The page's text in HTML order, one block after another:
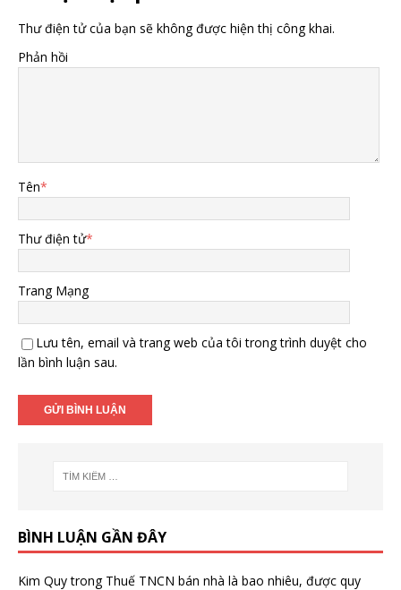
Thư điện tử của bạn sẽ không được hiện thị công khai.
Phản hồi
Tên*
Thư điện tử*
Trang Mạng
Lưu tên, email và trang web của tôi trong trình duyệt cho
lần bình luận sau.
BÌNH LUẬN GẦN ĐÂY
Kim Quytrong Thuế TNCN bán nhà là bao nhiêu, được quy